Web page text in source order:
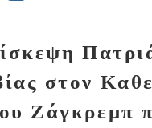
στον
Ζάγκρεμπ